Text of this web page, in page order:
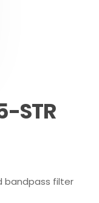
STR
bandpass filter